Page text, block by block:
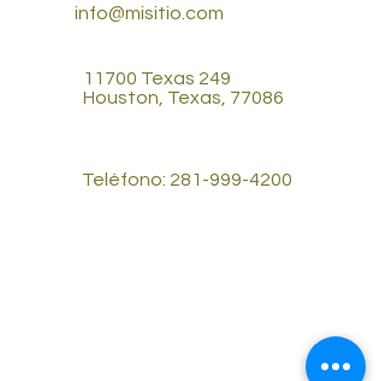
info@misitio.com
11700 Texas 249
Houston, Texas, 77086
Teléfono: 281-999-4200